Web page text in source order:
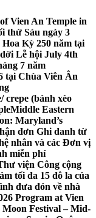
Vien An Temple in
thứ Sáu ngày 3
Kỳ 250 năm tại
Lễ hội July 4th
7 năm
tại Chùa Viên Ân
crepe (bánh xèo
Middle Eastern
Maryland’s
đơn Ghi danh từ
nhân và các Đơn vị
miễn phí
viện Công cộng
tối đa 15 đô la của
đưa đón về nhà
Program at Vien
Festival – Mid-